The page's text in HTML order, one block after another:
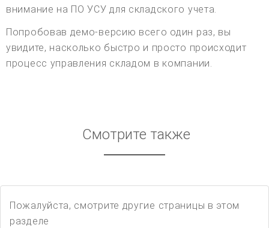
внимание на ПО УСУ для складского учета.
Попробовав демо-версию всего один раз, вы
увидите, насколько быстро и просто происходит
процесс управления складом в компании.
Смотрите также
Пожалуйста, смотрите другие страницы в этом
разделе